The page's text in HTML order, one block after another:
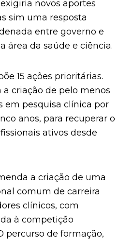
novos aportes
sim uma resposta
entre governo e
área da saúde e ciência.
15 ações prioritárias.
a criação de pelo menos
em pesquisa clínica por
anos, para recuperar o
ativos desde
a criação de uma
comum de carreira
clínicos, com
à competição
percurso de formação,